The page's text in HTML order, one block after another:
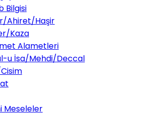
Bilgisi
Ahiret/Haşir
Kaza
Alametleri
u İsa/Mehdi/Deccal
Meseleler